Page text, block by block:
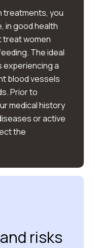
treatments, you
in good health
treat women
The ideal
experiencing a
blood vessels
Prior to
medical history
or active
the
risks